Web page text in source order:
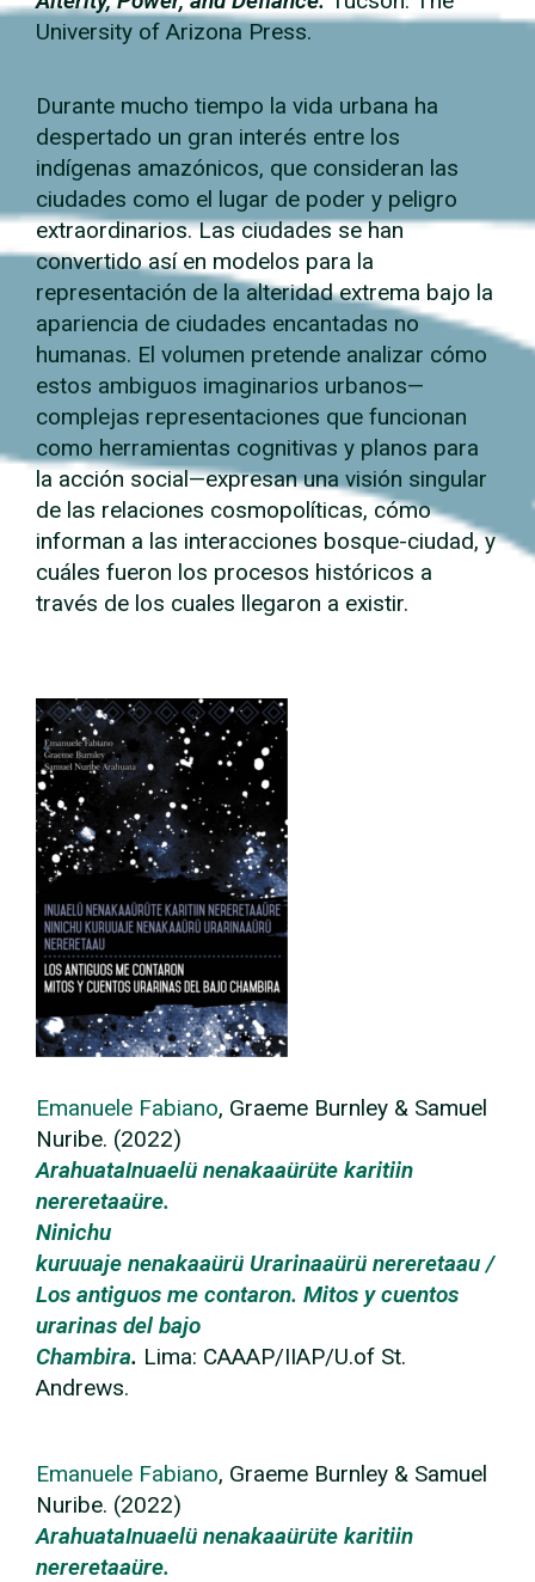
University of Arizona Press.
Durante mucho tiempo la vida urbana ha
despertado un gran interés entre los
indígenas amazónicos, que consideran las
ciudades como el lugar de poder y peligro
extraordinarios. Las ciudades se han
convertido así en modelos para la
representación de la alteridad extrema bajo la
apariencia de ciudades encantadas no
humanas. El volumen pretende analizar cómo
estos ambiguos imaginarios urbanos—
complejas representaciones que funcionan
como herramientas cognitivas y planos para
la acción social—expresan una visión singular
de las relaciones cosmopolíticas, cómo
informan a las interacciones bosque-ciudad, y
cuáles fueron los procesos históricos a
través de los cuales llegaron a existir.
Emanuele Fabiano, Graeme Burnley & Samuel
Nuribe. (2022)
ArahuataInuaelü nenakaaürüte karitiin
nereretaaüre.
Ninichu
kuruuaje nenakaaürü Urarinaaürü nereretaau /
Los antiguos me contaron. Mitos y cuentos
urarinas del bajo
Chambira. Lima: CAAAP/IIAP/U.of St.
Andrews.
Emanuele Fabiano, Graeme Burnley & Samuel
Nuribe. (2022)
ArahuataInuaelü nenakaaürüte karitiin
nereretaaüre.